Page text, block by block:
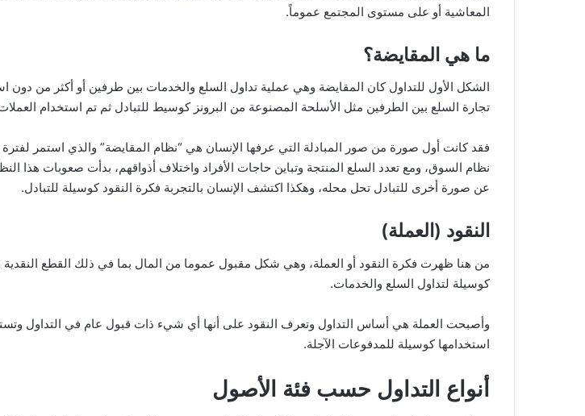
المعاشية أو على مستوى المجتمع عموماً.
ما هي المقايضة؟
الشكل الأول للتداول كان المقايضة وهي عملية تداول السلع والخدمات بين طرفين أو أكثر من دون
تجارة السلع بين الطرفين مثل الأسلحة المصنوعة من البرونز كوسيط للتبادل ثم تم استخدام العملات
فقد كانت أول صورة من صور المبادلة التي عرفها الإنسان هي “نظام المقايضة” والذي استمر
نظام السوق، ومع تعدد السلع المنتجة وتباين حاجات الأفراد واختلاف أذواقهم، بدأت صعوبات هذا
عن صورة أخرى للتبادل تحل محله، وهكذا اكتشف الإنسان بالتجربة فكرة النقود كوسيلة للتبادل.
النقود (العملة)
من هنا ظهرت فكرة النقود أو العملة، وهي شكل مقبول عموما من المال بما في ذلك القطع النقدية
كوسيلة لتداول السلع والخدمات.
وأصبحت العملة هي أساس التداول وتعرف النقود على أنها أي شيء ذات قبول عام في التداول
استخدامها كوسيلة للمدفوعات الآجلة.
أنواع التداول حسب فئة الأصول